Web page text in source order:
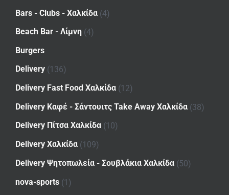
Bars - Clubs - Χαλκίδα (4)
Beach Bar - Λίμνη (4)
Burgers
Delivery (136)
Delivery Fast Food Χαλκίδα (12)
Delivery Καφέ - Σάντουιτς Take Away Χαλκίδα (38)
Delivery Πίτσα Χαλκίδα (10)
Delivery Χαλκίδα (109)
Delivery Ψητοπωλεία - Σουβλάκια Χαλκίδα (50)
nova-sports (1)